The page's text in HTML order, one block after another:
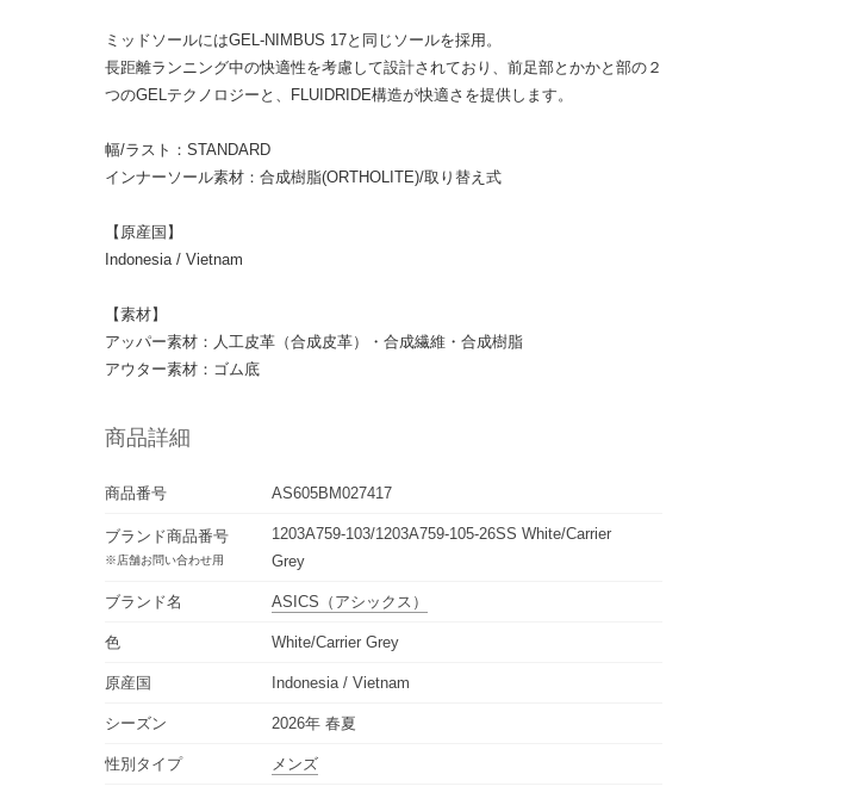
ミッドソールにはGEL-NIMBUS 17と同じソールを採用。
長距離ランニング中の快適性を考慮して設計されており、前足部とかかと部の２
つのGELテクノロジーと、FLUIDRIDE構造が快適さを提供します。
幅/ラスト：STANDARD
インナーソール素材：合成樹脂(ORTHOLITE)/取り替え式
【原産国】
Indonesia / Vietnam
【素材】
アッパー素材：人工皮革（合成皮革）・合成繊維・合成樹脂
アウター素材：ゴム底
商品詳細
商品番号 AS605BM027417
ブランド商品番号
※店舗お問い合わせ用
1203A759-103/1203A759-105-26SS White/Carrier
Grey
ブランド名 ASICS （アシックス）
色 White/Carrier Grey
原産国 Indonesia / Vietnam
シーズン 2026年 春夏
性別タイプ メンズ